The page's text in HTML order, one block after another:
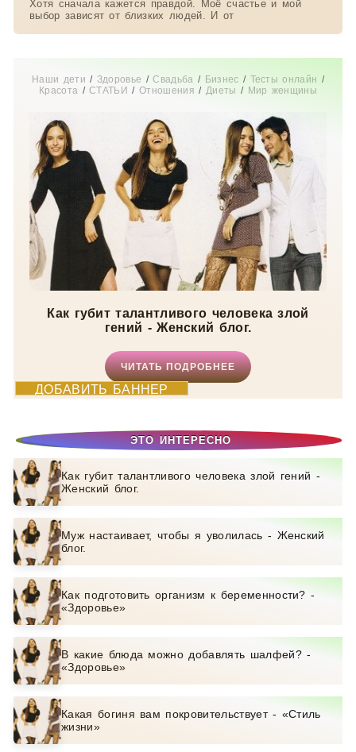
Хотя сначала кажется правдой. Моё счастье и мой
выбор зависят от близких людей. И от
Наши дети / Здоровье /Свадьба / Бизнес / Тесты онлайн /
Красота /СТАТЬИ /Отношения / Диеты / Мир женщины
Как губит талантливого человека злой
гений - Женский блог.
ЧИТАТЬ ПОДРОБНЕЕ
ДОБАВИТЬ БАННЕР
ЭТО ИНТЕРЕСНО
Как губит талантливого человека злой гений -
Женский блог.
Муж настаивает, чтобы я уволилась - Женский
блог.
Как подготовить организм к беременности? -
«Здоровье»
В какие блюда можно добавлять шалфей? -
«Здоровье»
Какая богиня вам покровительствует - «Стиль
жизни»